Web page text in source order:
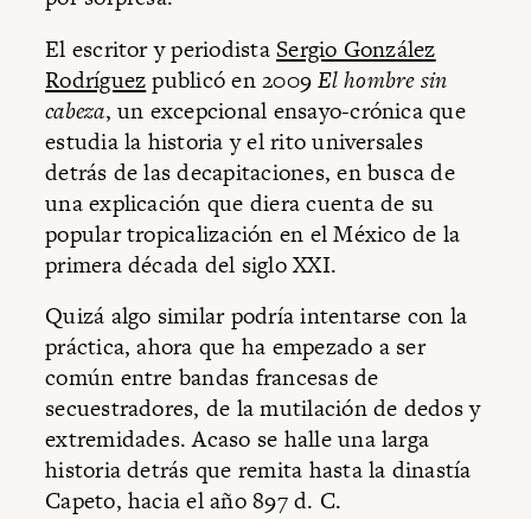
El escritor y periodista Sergio González
Rodríguezpublicó en 2009El hombre sin
cabeza, un excepcional ensayo-crónica que
estudia la historia y el rito universales
detrás de las decapitaciones, en busca de
una explicación que diera cuenta de su
popular tropicalización en el México de la
primera década del siglo XXI.
Quizá algo similar podría intentarse con la
práctica, ahora que ha empezado a ser
común entre bandas francesas de
secuestradores, de la mutilación de dedos y
extremidades. Acaso se halle una larga
historia detrás que remita hasta la dinastía
Capeto, hacia el año 897 d. C.